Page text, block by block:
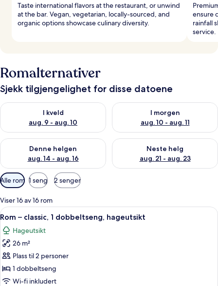
Taste international flavors at the restaurant, or unwind
at the bar. Vegan, vegetarian, locally-sourced, and
organic options showcase culinary diversity.
ensure
rainfall
service.
Romalternativer
Sjekk tilgjengelighet for disse datoene
I kveld
aug. 9 - aug. 10
Sjekk tilgjengelighet for i kveld, aug. 9 - aug. 10
I morgen
aug. 10 - aug. 11
Sjekk tilgjengelighet for i
Denne helgen
aug. 14 - aug. 16
Sjekk tilgjengelighet for denne helgen, aug. 14 - aug. 16
Neste helg
aug. 21 - aug. 23
Sjekk tilgjengelighet for
Tilgjengelige
filtre
for
rom
Alle rom 1 seng 2 senger
Viser 16 av 16 rom
Åpne
alle
bildene
av
Rom
–
classic,
Rom – classic, 1 dobbeltseng,
12
Rom – classic, 1 dobbeltseng, hageutsikt
Hageutsikt
26 m²
Plass til 2 personer
1 dobbeltseng
Wi-fi inkludert